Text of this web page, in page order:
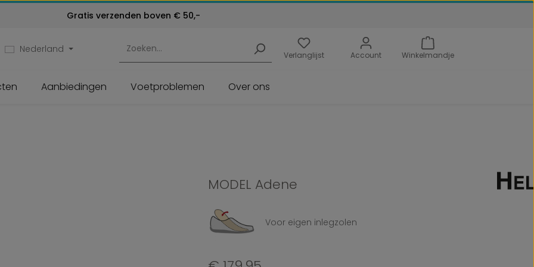
Nederland
Verlanglijst Account Winkelmandje
Aanbiedingen Voetproblemen Over ons
MODEL Adene
Voor eigen inlegzolen
Normale prijs: